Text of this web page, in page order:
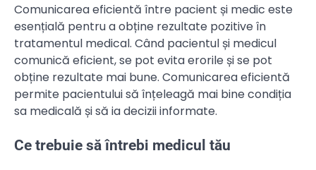
Comunicarea eficientă între pacient și medic este
esențială pentru a obține rezultate pozitive în
tratamentul medical. Când pacientul și medicul
comunică eficient, se pot evita erorile și se pot
obține rezultate mai bune. Comunicarea eficientă
permite pacientului să înțeleagă mai bine condiția
sa medicală și să ia decizii informate.
Ce trebuie să întrebi medicul tău